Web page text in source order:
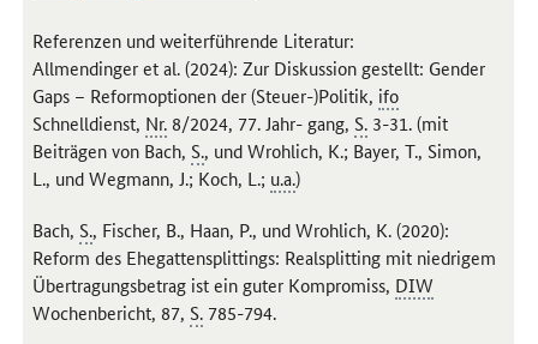
Referenzen und weiterführende Literatur:
Allmendinger et al. (2024): Zur Diskussion gestellt: Gender
Gaps – Reformoptionen der (Steuer-)Politik, ifo
Schnelldienst, Nr. 8/2024, 77. Jahr- gang, S. 3-31. (mit
Beiträgen von Bach, S., und Wrohlich, K.; Bayer, T., Simon,
L., und Wegmann, J.; Koch, L.; u.a.)
Bach, S., Fischer, B., Haan, P., und Wrohlich, K. (2020):
Reform des Ehegattensplittings: Realsplitting mit niedrigem
Übertragungsbetrag ist ein guter Kompromiss, DIW
Wochenbericht, 87, S. 785-794.